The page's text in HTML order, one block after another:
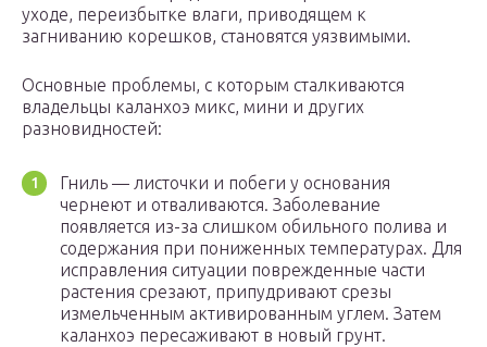
уходе, переизбытке влаги, приводящем к
загниванию корешков, становятся уязвимыми.
Основные проблемы, с которым сталкиваются
владельцы каланхоэ микс, мини и других
разновидностей:
Гниль — листочки и побеги у основания
чернеют и отваливаются. Заболевание
появляется из-за слишком обильного полива и
содержания при пониженных температурах. Для
исправления ситуации поврежденные части
растения срезают, припудривают срезы
измельченным активированным углем. Затем
каланхоэ пересаживают в новый грунт.